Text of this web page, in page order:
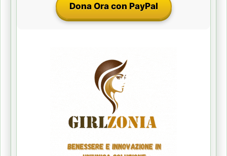
Dona Ora con PayPal